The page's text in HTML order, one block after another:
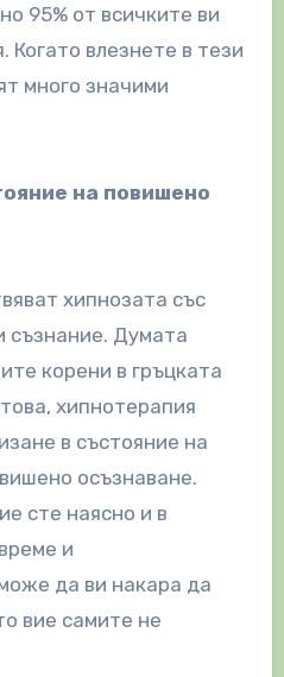
95% от всичките ви
Когато влезнете в тези
много значими
на повишено
хипнозата със
съзнание. Думата
корени в гръцката
хипнотерапия
в състояние на
осъзнаване.
сте наясно и в
и
да ви накара да
вие самите не